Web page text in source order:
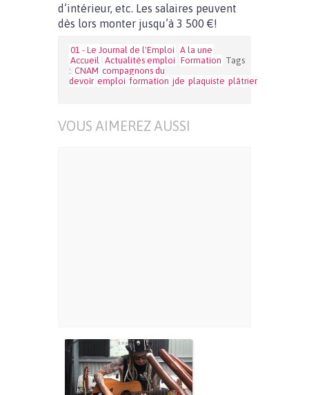
d’intérieur, etc. Les salaires peuvent
dès lors monter jusqu’à 3 500 €!
01 - Le Journal de l'Emploi A la une
Accueil Actualités emploi Formation Tags
: CNAM compagnons du
devoir emploi formation jde plaquiste plâtrier
VOUS AIMEREZ AUSSI